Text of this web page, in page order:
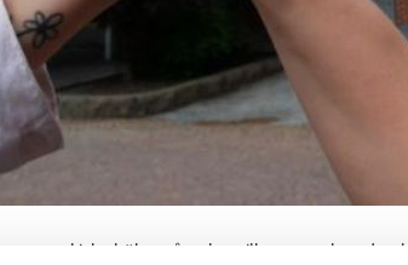
psykiska hälsa påverkas till exempel av den